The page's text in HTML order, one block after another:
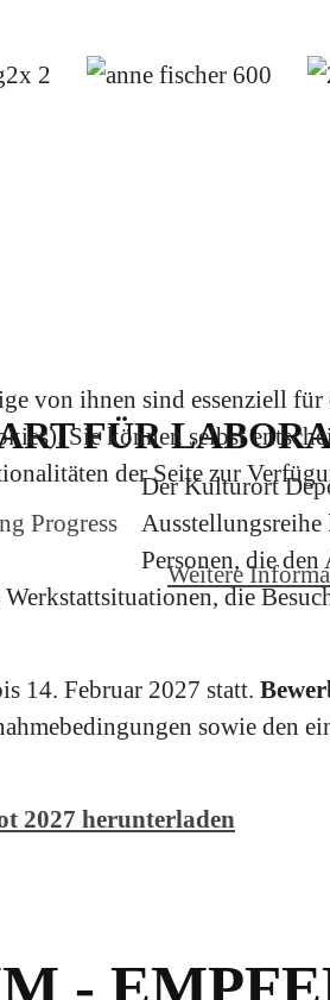
FÜR
Progress
Der Kulturort
Ausstellungsreihe
Personen, die
die
14. Februar 2027 statt.
sowie den
2027 herunterladen
-
von ihnen sind essenziell
Sie können selbst
der Seite zur
Weitere